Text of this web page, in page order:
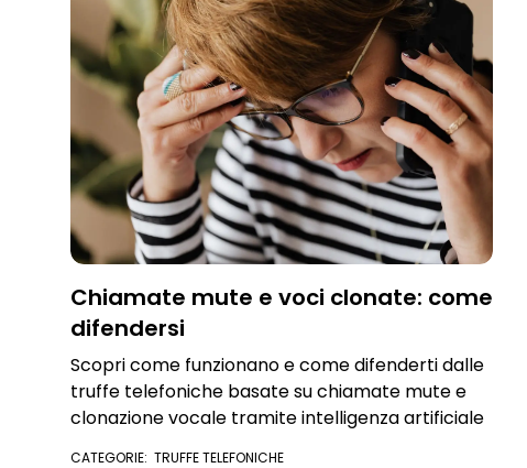
Chiamate mute e voci clonate: come
difendersi
Scopri come funzionano e come difenderti dalle
truffe telefoniche basate su chiamate mute e
clonazione vocale tramite intelligenza artificiale
CATEGORIE: TRUFFE TELEFONICHE